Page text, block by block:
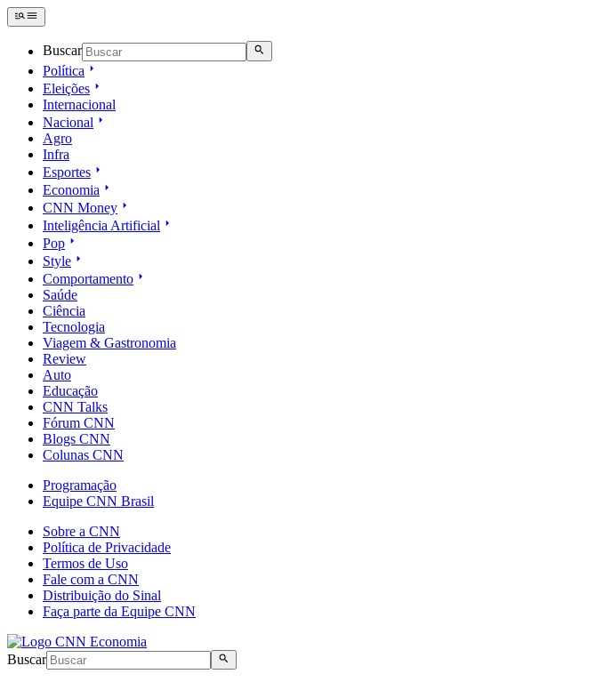
Buscar
Política
Eleições
Internacional
Nacional
Agro
Infra
Esportes
Economia
CNN Money
Inteligência Artificial
Pop
Style
Comportamento
Saúde
Ciência
Tecnologia
Viagem & Gastronomia
Review
Auto
Educação
CNN Talks
Fórum CNN
Blogs CNN
Colunas CNN
Programação
Equipe CNN Brasil
Sobre a CNN
Política de Privacidade
Termos de Uso
Fale com a CNN
Distribuição do Sinal
Faça parte da Equipe CNN
Buscar